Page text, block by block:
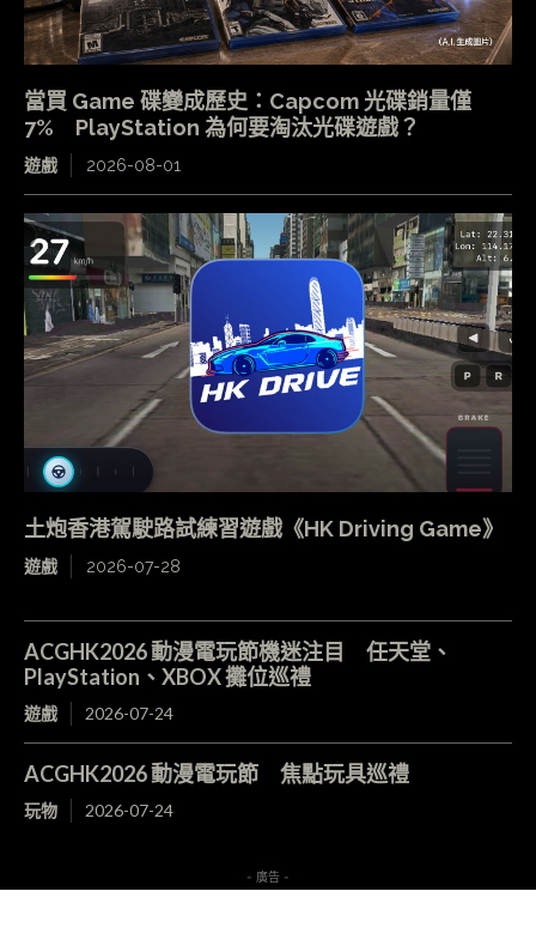
當買 Game 碟變成歷史：Capcom 光碟銷量僅
7% PlayStation 為何要淘汰光碟遊戲？
遊戲 2026-08-01
土炮香港駕駛路試練習遊戲《HK Driving Game》
遊戲 2026-07-28
ACGHK2026 動漫電玩節機迷注目 任天堂、
PlayStation、XBOX 攤位巡禮
遊戲 2026-07-24
ACGHK2026 動漫電玩節 焦點玩具巡禮
玩物 2026-07-24
- 廣告 -